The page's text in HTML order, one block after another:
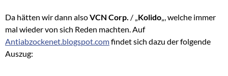
Da hätten wir dann alsoVCN Corp. / „Kolido„, welche immer
mal wieder von sich Reden machten. Auf
Antiabzockenet.blogspot.comfindet sich dazu der folgende
Auszug: